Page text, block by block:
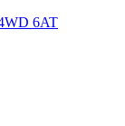
6AT